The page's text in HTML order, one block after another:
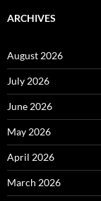
ARCHIVES
August 2026
July 2026
June 2026
May 2026
April 2026
March 2026